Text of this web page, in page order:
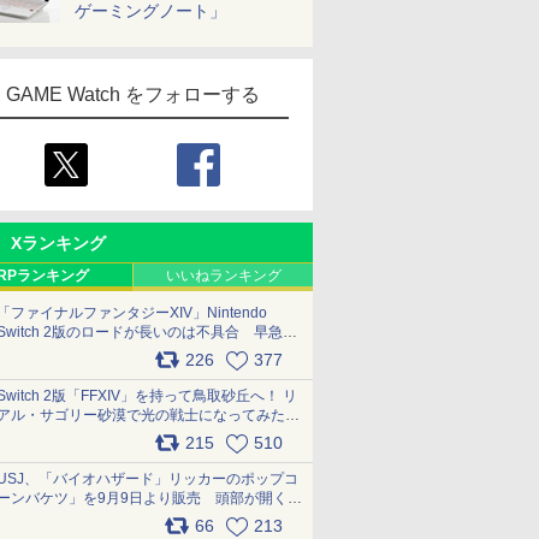
ゲーミングノート」
GAME Watch をフォローする
Xランキング
ランキング いいねランキング
ファイナルファンタジーXIV」Nintendo
2版のロードが長いのは不具合 早急に
ップデートできるよう対応中226 377
2版「FFXIV」を持って鳥取砂丘へ！ リ
ル・サゴリー砂漠で光の戦士になってみた
215 510
、「バイオハザード」リッカーのポップコ
ンバケツ」を9月9日より販売 頭部が開く仕
み。味は恐怖を堪のう「味噌フレーバー」
66 213